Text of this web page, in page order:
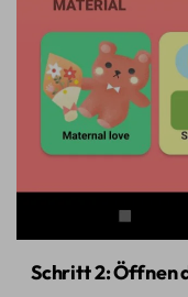
Schritt 2: Öffnen